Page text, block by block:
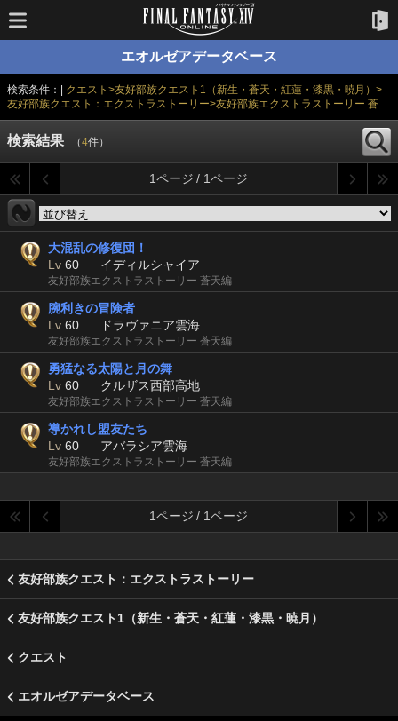
エオルゼアデータベース
検索条件：| クエスト>友好部族クエスト1（新生・蒼天・紅蓮・漆黒・暁月）>
友好部族クエスト：エクストラストーリー>友好部族エクストラストーリー 蒼天
編|
検索結果 （4件）
1ページ / 1ページ
大混乱の修復団！
Lv 60 イディルシャイア
友好部族エクストラストーリー 蒼天編
腕利きの冒険者
Lv 60 ドラヴァニア雲海
友好部族エクストラストーリー 蒼天編
勇猛なる太陽と月の舞
Lv 60 クルザス西部高地
友好部族エクストラストーリー 蒼天編
導かれし盟友たち
Lv 60 アバラシア雲海
友好部族エクストラストーリー 蒼天編
1ページ / 1ページ
友好部族クエスト：エクストラストーリー
友好部族クエスト1（新生・蒼天・紅蓮・漆黒・暁月）
クエスト
エオルゼアデータベース